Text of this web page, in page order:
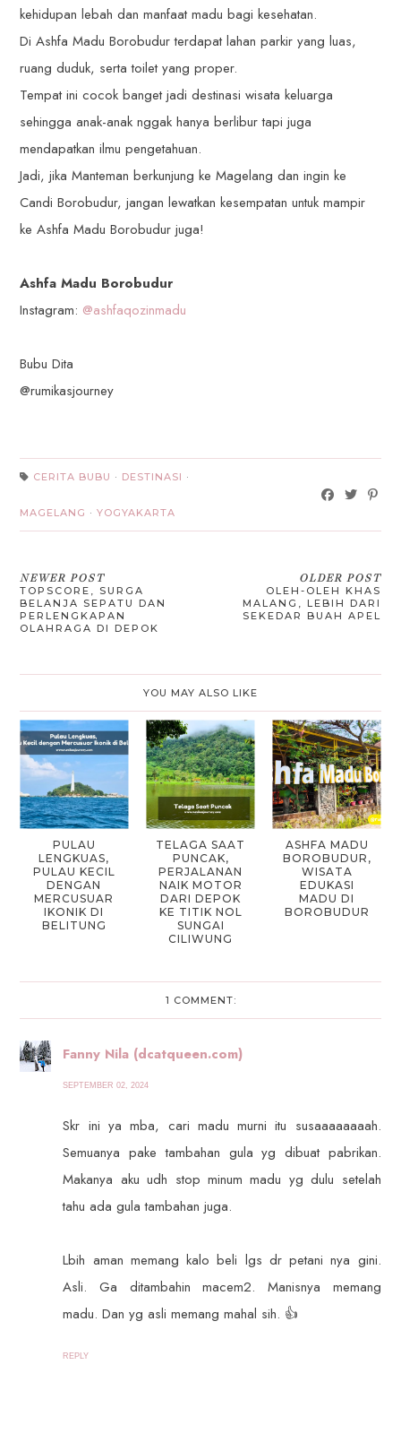
kehidupan lebah dan manfaat madu bagi kesehatan.
Di Ashfa Madu Borobudur terdapat lahan parkir yang luas,
ruang duduk, serta toilet yang proper.
Tempat ini cocok banget jadi destinasi wisata keluarga
sehingga anak-anak nggak hanya berlibur tapi juga
mendapatkan ilmu pengetahuan.
Jadi, jika Manteman berkunjung ke Magelang dan ingin ke
Candi Borobudur, jangan lewatkan kesempatan untuk mampir
ke Ashfa Madu Borobudur juga!
Ashfa Madu Borobudur
Instagram: @ashfaqozinmadu
Bubu Dita
@rumikasjourney
CERITA BUBU · DESTINASI ·
MAGELANG ·YOGYAKARTA
NEWER POST
TOPSCORE, SURGA
BELANJA SEPATU DAN
PERLENGKAPAN
OLAHRAGA DI DEPOK
OLDER POST
OLEH-OLEH KHAS
MALANG, LEBIH DARI
SEKEDAR BUAH APEL
YOU MAY ALSO LIKE
PULAU
LENGKUAS,
PULAU KECIL
DENGAN
MERCUSUAR
IKONIK DI
BELITUNG
TELAGA SAAT
PUNCAK,
PERJALANAN
NAIK MOTOR
DARI DEPOK
KE TITIK NOL
SUNGAI
CILIWUNG
ASHFA MADU
BOROBUDUR,
WISATA
EDUKASI
MADU DI
BOROBUDUR
1 COMMENT:
Fanny Nila (dcatqueen.com)
SEPTEMBER 02, 2024
Skr ini ya mba, cari madu murni itu susaaaaaaaah.
Semuanya pake tambahan gula yg dibuat pabrikan.
Makanya aku udh stop minum madu yg dulu setelah
tahu ada gula tambahan juga.
Lbih aman memang kalo beli lgs dr petani nya gini.
Asli. Ga ditambahin macem2. Manisnya memang
madu. Dan yg asli memang mahal sih. 👍
REPLY